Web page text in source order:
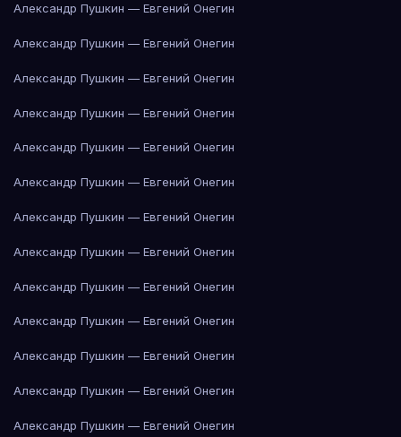
Александр Пушкин — Евгений Онегин
Александр Пушкин — Евгений Онегин
Александр Пушкин — Евгений Онегин
Александр Пушкин — Евгений Онегин
Александр Пушкин — Евгений Онегин
Александр Пушкин — Евгений Онегин
Александр Пушкин — Евгений Онегин
Александр Пушкин — Евгений Онегин
Александр Пушкин — Евгений Онегин
Александр Пушкин — Евгений Онегин
Александр Пушкин — Евгений Онегин
Александр Пушкин — Евгений Онегин
Александр Пушкин — Евгений Онегин